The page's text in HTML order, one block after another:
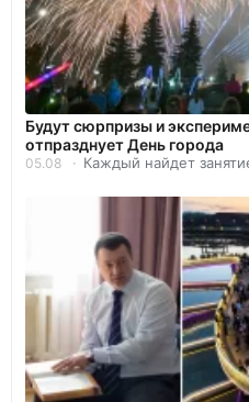
Будут сюрпризы и
отпразднует День города
05.08 Каждый найдет